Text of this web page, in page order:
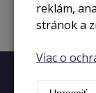
reklám,
stránok a
Viac o